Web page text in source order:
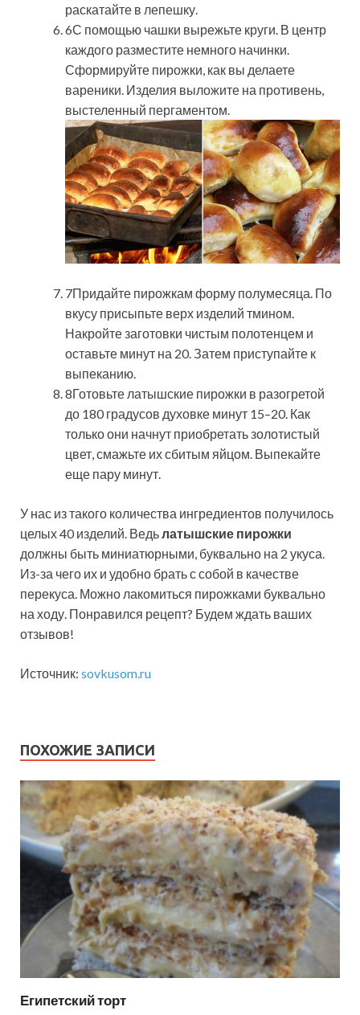
раскатайте в лепешку.
6С помощью чашки вырежьте круги. В центр
каждого разместите немного начинки.
Сформируйте пирожки, как вы делаете
вареники. Изделия выложите на противень,
выстеленный пергаментом.
7Придайте пирожкам форму полумесяца. По
вкусу присыпьте верх изделий тмином.
Накройте заготовки чистым полотенцем и
оставьте минут на 20. Затем приступайте к
выпеканию.
8Готовьте латышские пирожки в разогретой
до 180 градусов духовке минут 15–20. Как
только они начнут приобретать золотистый
цвет, смажьте их сбитым яйцом. Выпекайте
еще пару минут.
У нас из такого количества ингредиентов получилось
целых 40 изделий. Ведьлатышские пирожки
должны быть миниатюрными, буквально на 2 укуса.
Из-за чего их и удобно брать с собой в качестве
перекуса. Можно лакомиться пирожками буквально
на ходу. Понравился рецепт? Будем ждать ваших
отзывов!
Источник: sovkusom.ru
ПОХОЖИЕ ЗАПИСИ
Египетский торт